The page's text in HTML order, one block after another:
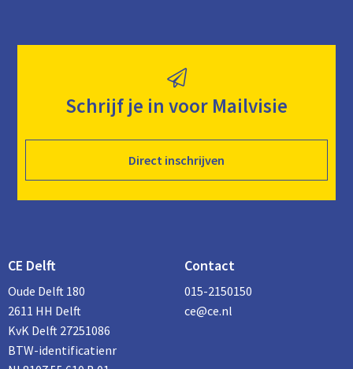
Schrijf je in voor Mailvisie
Direct inschrijven
CE Delft
Oude Delft 180
2611 HH Delft
KvK Delft 27251086
BTW-identificatienr
Contact
015-2150150
ce@ce.nl